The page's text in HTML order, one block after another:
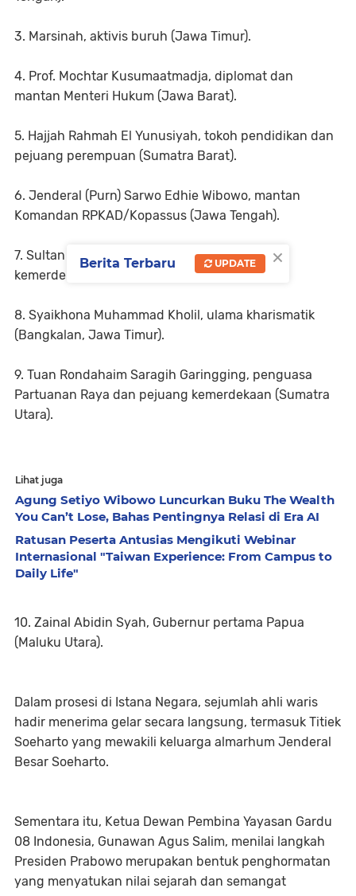
3. Marsinah, aktivis buruh (Jawa Timur).
4. Prof. Mochtar Kusumaatmadja, diplomat dan
mantan Menteri Hukum (Jawa Barat).
5. Hajjah Rahmah El Yunusiyah, tokoh pendidikan dan
pejuang perempuan (Sumatra Barat).
6. Jenderal (Purn) Sarwo Edhie Wibowo, mantan
Komandan RPKAD/Kopassus (Jawa Tengah).
7. Sultan Muhammad Salahuddin, pejuang
kemerdekaan (Nusa Tenggara Barat).
8. Syaikhona Muhammad Kholil, ulama kharismatik
(Bangkalan, Jawa Timur).
9. Tuan Rondahaim Saragih Garingging, penguasa
Partuanan Raya dan pejuang kemerdekaan (Sumatra
Utara).
Lihat juga
Agung Setiyo Wibowo Luncurkan Buku The Wealth
You Can’t Lose, Bahas Pentingnya Relasi di Era AI
Ratusan Peserta Antusias Mengikuti Webinar
Internasional "Taiwan Experience: From Campus to
Daily Life"
10. Zainal Abidin Syah, Gubernur pertama Papua
(Maluku Utara).
Dalam prosesi di Istana Negara, sejumlah ahli waris
hadir menerima gelar secara langsung, termasuk Titiek
Soeharto yang mewakili keluarga almarhum Jenderal
Besar Soeharto.
Sementara itu, Ketua Dewan Pembina Yayasan Gardu
08 Indonesia, Gunawan Agus Salim, menilai langkah
Presiden Prabowo merupakan bentuk penghormatan
yang menyatukan nilai sejarah dan semangat
×
Berita Terbaru UPDATE